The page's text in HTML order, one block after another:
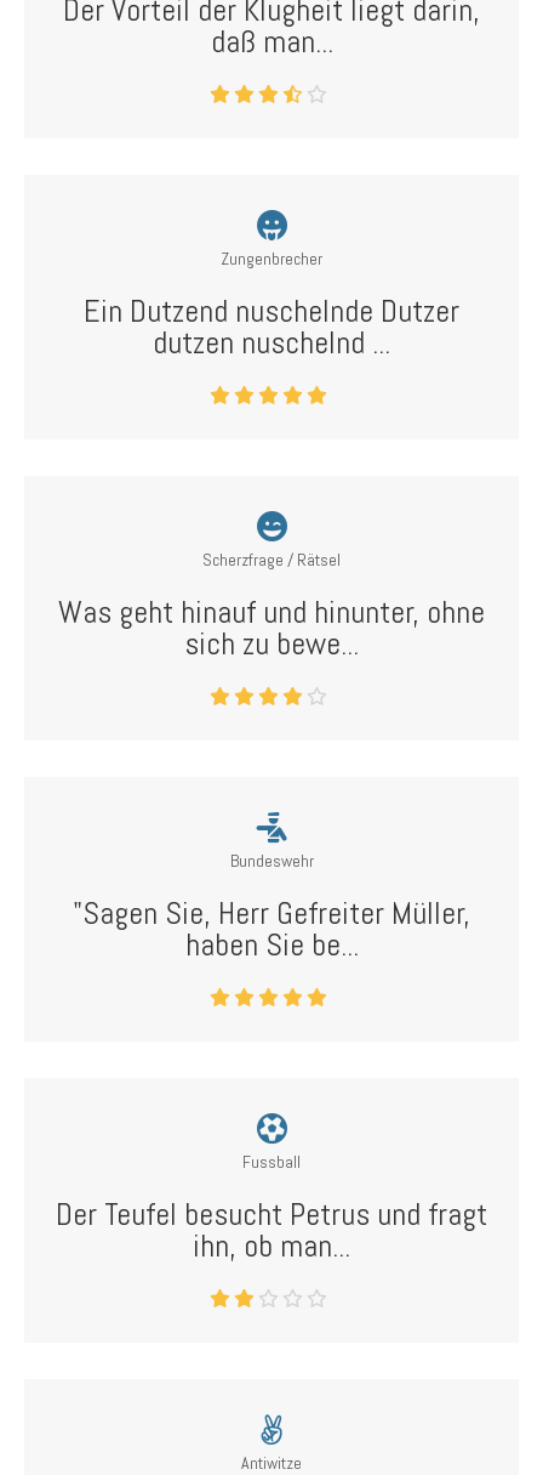
Der Vorteil der Klugheit liegt darin,
daß man...
Zungenbrecher
Ein Dutzend nuschelnde Dutzer
dutzen nuschelnd ...
Scherzfrage / Rätsel
Was geht hinauf und hinunter, ohne
sich zu bewe...
Bundeswehr
"Sagen Sie, Herr Gefreiter Müller,
haben Sie be...
Fussball
Der Teufel besucht Petrus und fragt
ihn, ob man...
Antiwitze